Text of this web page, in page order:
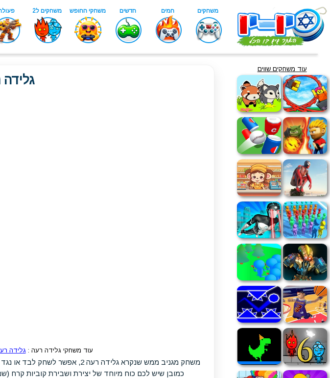
עוד משחקים שווים
גלידה
עוד משחקי גלידה רעה :גלידה
משחק מגניב ממש שנקרא גלידה רעה
כמובן שיש לכם כוח מיוחד של יצירת ושבירת קוביות